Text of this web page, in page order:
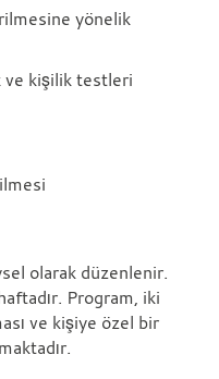
yönelik
ve kişilik testleri
olarak düzenlenir.
Program, iki
ve kişiye özel bir